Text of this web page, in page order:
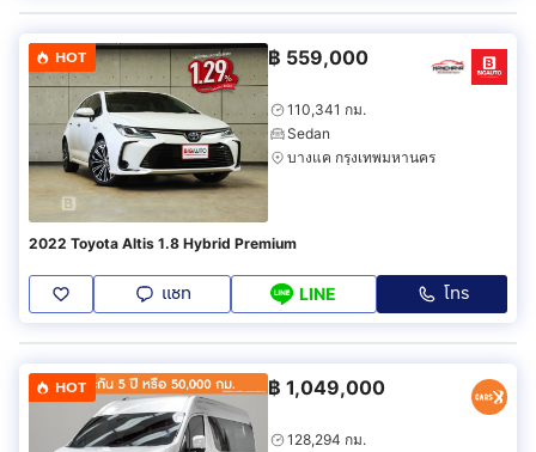
HOT ฿ 559,000
110,341 กม.
Sedan
บางแค กรุงเทพมหานคร
2022 Toyota Altis 1.8 Hybrid Premium
แชท LINE โทร
HOT ฿ 1,049,000
128,294 กม.